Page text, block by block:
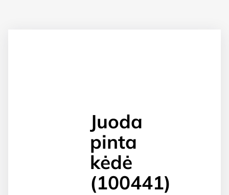
Juoda
pinta
kėdė
(100441)